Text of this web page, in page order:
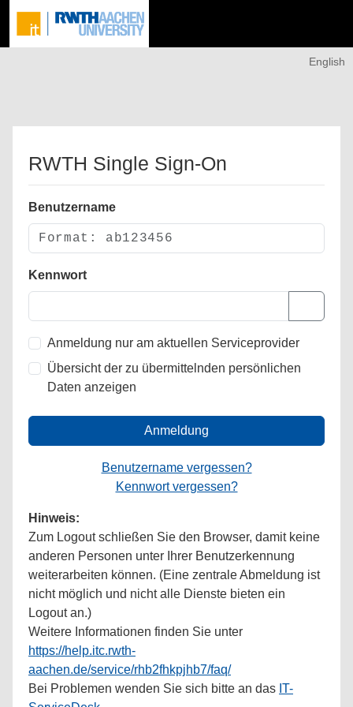
English
RWTH Single Sign-On
Benutzername
Kennwort
Anmeldung nur am aktuellen Serviceprovider
Übersicht der zu übermittelnden persönlichen
Daten anzeigen
Anmeldung
Benutzername vergessen?
Kennwort vergessen?
Hinweis:
Zum Logout schließen Sie den Browser, damit keine
anderen Personen unter Ihrer Benutzerkennung
weiterarbeiten können. (Eine zentrale Abmeldung ist
nicht möglich und nicht alle Dienste bieten ein
Logout an.)
Weitere Informationen finden Sie unter
https://help.itc.rwth-
aachen.de/service/rhb2fhkpjhb7/faq/
Bei Problemen wenden Sie sich bitte an das IT-